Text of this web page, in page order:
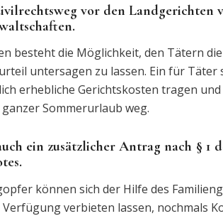
vor den Landgerichten
besteht die Möglichkeit, den Tätern
untersagen zu lassen. Ein für
erhebliche Gerichtskosten tragen
Sommerurlaub weg.
ein zusätzlicher Antrag nach § 1
können sich der Hilfe des
verbieten lassen, nochmals